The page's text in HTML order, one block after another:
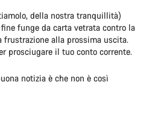
della nostra tranquillità)
funge da carta vetrata contro la
alla prossima uscita.
prosciugare il tuo conto corrente.
notizia è che non è così